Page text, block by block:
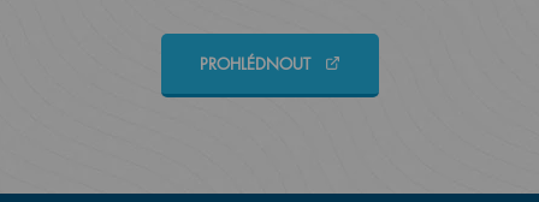
PROHLÉDNOUT